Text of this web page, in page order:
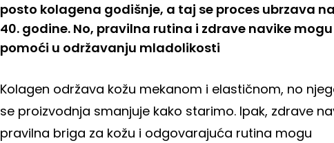
posto kolagena godišnje, a taj se proces ubrzava
40. godine. No, pravilna rutina i zdrave navike mogu
pomoći u održavanju mladolikosti
Kolagen održava kožu mekanom i elastičnom, no
se proizvodnja smanjuje kako starimo. Ipak, zdrave
pravilna briga za kožu i odgovarajuća rutina mogu